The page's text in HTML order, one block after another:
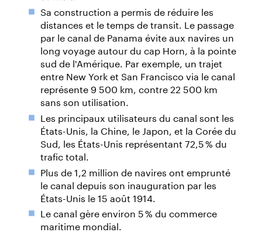
Sa construction a permis de réduire les
distances et le temps de transit. Le passage
par le canal de Panama évite aux navires un
long voyage autour du cap Horn, à la pointe
sud de l'Amérique. Par exemple, un trajet
entre New York et San Francisco via le canal
représente 9 500 km, contre 22 500 km
sans son utilisation.
Les principaux utilisateurs du canal sont les
États-Unis, la Chine, le Japon, et la Corée du
Sud, les États-Unis représentant 72,5 % du
trafic total.
Plus de 1,2 million de navires ont emprunté
le canal depuis son inauguration par les
États-Unis le 15 août 1914.
Le canal gère environ 5 % du commerce
maritime mondial.